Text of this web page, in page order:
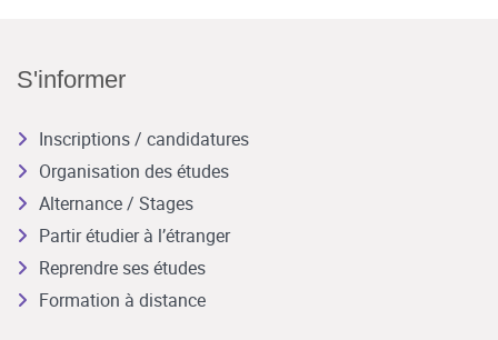
S'informer
Inscriptions / candidatures
Organisation des études
Alternance / Stages
Partir étudier à l’étranger
Reprendre ses études
Formation à distance